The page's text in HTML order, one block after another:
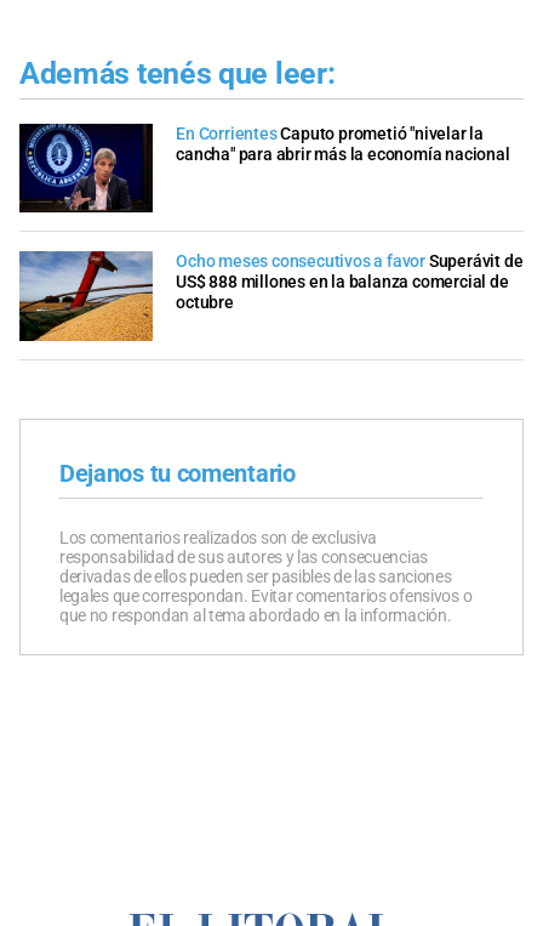
Además tenés que leer:
En CorrientesCaputo prometió "nivelar la
cancha" para abrir más la economía nacional
Ocho meses consecutivos a favorSuperávit de
US$ 888 millones en la balanza comercial de
octubre
Dejanos tu comentario
Los comentarios realizados son de exclusiva
responsabilidad de sus autores y las consecuencias
derivadas de ellos pueden ser pasibles de las sanciones
legales que correspondan. Evitar comentarios ofensivos o
que no respondan al tema abordado en la información.